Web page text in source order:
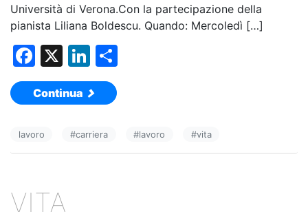
Università di Verona.Con la partecipazione della
pianista Liliana Boldescu. Quando: Mercoledì […]
F
a
c
b
o
X
Li
n
k
dI
vi
Continua
lavoro #carriera #lavoro #vita
VITA